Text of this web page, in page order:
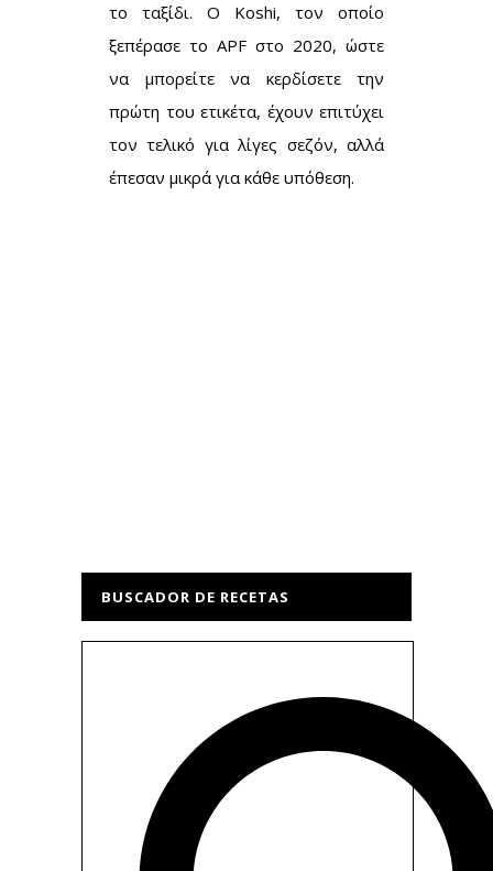
το ταξίδι. Ο Koshi, τον οποίο
ξεπέρασε το APF στο 2020, ώστε
να μπορείτε να κερδίσετε την
πρώτη του ετικέτα, έχουν επιτύχει
τον τελικό για λίγες σεζόν, αλλά
έπεσαν μικρά για κάθε υπόθεση.
BUSCADOR DE RECETAS